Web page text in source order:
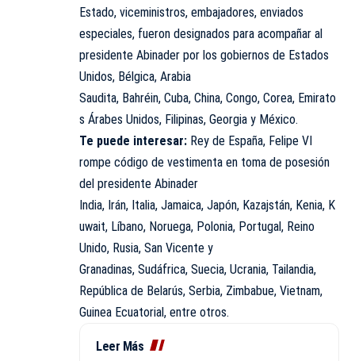
Estado, viceministros, embajadores, enviados
especiales, fueron designados para acompañar al
presidente Abinader por los gobiernos de Estados
Unidos, Bélgica, Arabia
Saudita, Bahréin, Cuba, China, Congo, Corea, Emirato
s Árabes Unidos, Filipinas, Georgia y México.
Te puede interesar: Rey de España, Felipe VI
rompe código de vestimenta en toma de posesión
del presidente Abinader
India, Irán, Italia, Jamaica, Japón, Kazajstán, Kenia, K
uwait, Líbano, Noruega, Polonia, Portugal, Reino
Unido, Rusia, San Vicente y
Granadinas, Sudáfrica, Suecia, Ucrania, Tailandia,
República de Belarús, Serbia, Zimbabue, Vietnam,
Guinea Ecuatorial, entre otros.
Leer Más